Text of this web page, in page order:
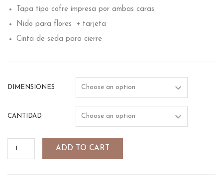
Tapa tipo cofre impresa por ambas caras
Nido para flores + tarjeta
Cinta de seda para cierre
DIMENSIONES
CANTIDAD
ADD TO CART